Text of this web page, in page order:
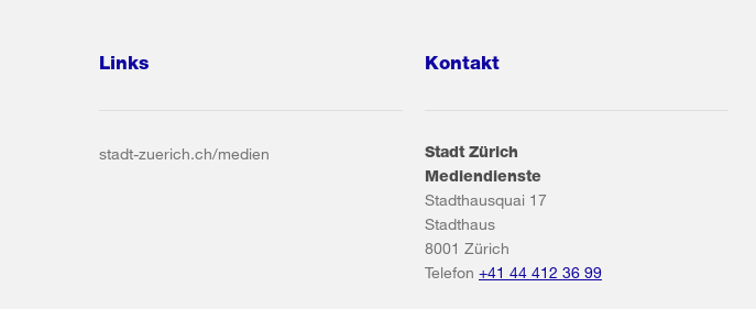
Links
stadt-zuerich.ch/medien
Kontakt
Stadt Zürich
Mediendienste
Stadthausquai 17
Stadthaus
8001 Zürich
Telefon +41 44 412 36 99